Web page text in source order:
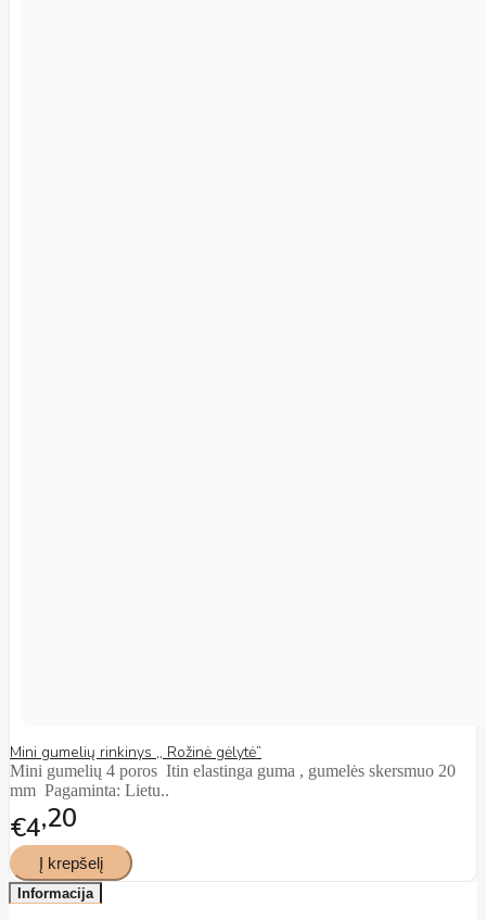
Mini gumelių rinkinys ,, Rožinė gėlytė”
Mini gumelių 4 poros Itin elastinga guma , gumelės skersmuo 20
mm Pagaminta: Lietu..
€4 20
Informacija